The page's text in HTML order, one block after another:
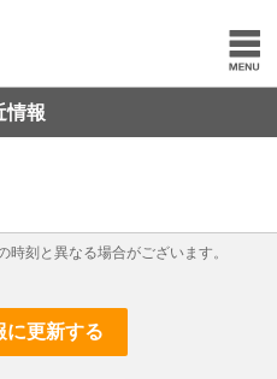
情報
刻と異なる場合がございます。
に更新する